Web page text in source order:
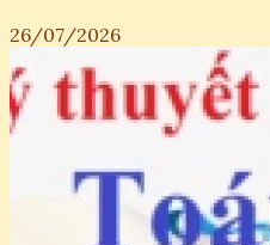
26/07/2026